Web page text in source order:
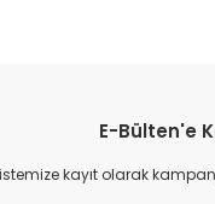
veya görüntülenemiyor.
bilgiler bulunuyor.
E-Bülten'e
kayıt olarak